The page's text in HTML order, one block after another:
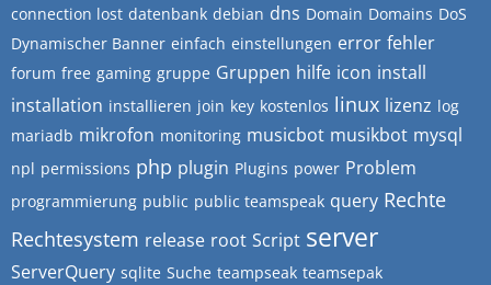
connection lost datenbank debian dns Domain Domains DoS
Dynamischer Banner einfach einstellungen error fehler
forum free gaming gruppe Gruppen hilfe icon install
installation installieren join key kostenlos linux lizenz log
mariadb mikrofon monitoring musicbot musikbot mysql
npl permissions php plugin Plugins power Problem
programmierung public public teamspeak query Rechte
Rechtesystem release root Script server
ServerQuery sqlite Suche teampseak teamsepak